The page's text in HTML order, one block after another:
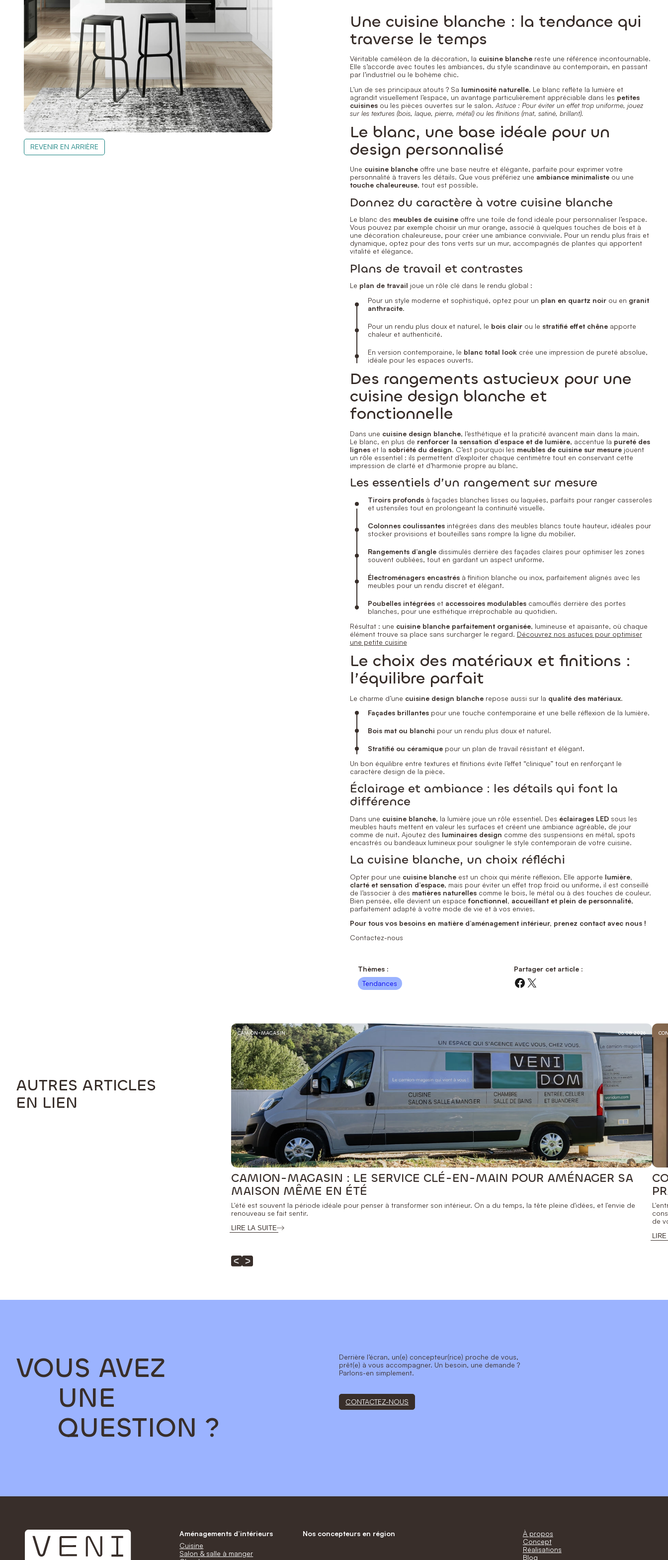
REVENIR EN ARRIÈRE
Une cuisine blanche : la tendance qui
traverse le temps
Véritable caméléon de la décoration, la cuisine blanchereste une référence incontournable.
Elle s’accorde avec toutes les ambiances, du style scandinave au contemporain, en passant
par l’industriel ou le bohème chic.
L’un de ses principaux atouts ? Sa luminosité naturelle. Le blanc reflète la lumière et
agrandit visuellement l’espace, un avantage particulièrement appréciable dans les petites
cuisinesou les pièces ouvertes sur le salon. Astuce : Pour éviter un effet trop uniforme, jouez
sur les textures (bois, laque, pierre, métal) ou les finitions (mat, satiné, brillant).
Le blanc, une base idéale pour un
design personnalisé
Une cuisine blancheoffre une base neutre et élégante, parfaite pour exprimer votre
personnalité à travers les détails. Que vous préfériez une ambiance minimalisteou une
touche chaleureuse, tout est possible.
Donnez du caractère à votre cuisine blanche
Le blanc des meubles de cuisineoffre une toile de fond idéale pour personnaliser l’espace.
Vous pouvez par exemple choisir un mur orange, associé à quelques touches de bois et à
une décoration chaleureuse, pour créer une ambiance conviviale. Pour un rendu plus frais et
dynamique, optez pour des tons verts sur un mur, accompagnés de plantes qui apportent
vitalité et élégance.
Plans de travail et contrastes
Le plan de travail joue un rôle clé dans le rendu global :
Pour un style moderne et sophistiqué, optez pour un plan en quartz noirou en granit
anthracite.
Pour un rendu plus doux et naturel, le bois clairou le stratifié effet chêneapporte
chaleur et authenticité.
En version contemporaine, le blanc total lookcrée une impression de pureté absolue,
idéale pour les espaces ouverts.
Des rangements astucieux pour une
cuisine design blanche et
fonctionnelle
Dans une cuisine design blanche, l’esthétique et la praticité avancent main dans la main.
Le blanc, en plus de renforcer la sensation d’espace et de lumière, accentue la pureté des
ligneset la sobriété du design. C’est pourquoi les meubles de cuisine sur mesurejouent
un rôle essentiel : ils permettent d’exploiter chaque centimètre tout en conservant cette
impression de clarté et d’harmonie propre au blanc.
Les essentiels d’un rangement sur mesure
Tiroirs profondsà façades blanches lisses ou laquées, parfaits pour ranger casseroles
et ustensiles tout en prolongeant la continuité visuelle.
Colonnes coulissantesintégrées dans des meubles blancs toute hauteur, idéales pour
stocker provisions et bouteilles sans rompre la ligne du mobilier.
Rangements d’angledissimulés derrière des façades claires pour optimiser les zones
souvent oubliées, tout en gardant un aspect uniforme.
Électroménagers encastrésà finition blanche ou inox, parfaitement alignés avec les
meubles pour un rendu discret et élégant.
Poubelles intégréeset accessoires modulablescamouflés derrière des portes
blanches, pour une esthétique irréprochable au quotidien.
Résultat : une cuisine blanche parfaitement organisée, lumineuse et apaisante, où chaque
élément trouve sa place sans surcharger le regard. Découvrez nos astuces pour optimiser
une petite cuisine
Le choix des matériaux et finitions :
l’équilibre parfait
Le charme d’une cuisine design blancherepose aussi sur la qualité des matériaux.
Façades brillantespour une touche contemporaine et une belle réflexion de la lumière.
Bois mat ou blanchi pour un rendu plus doux et naturel.
Stratifié ou céramiquepour un plan de travail résistant et élégant.
Un bon équilibre entre textures et finitions évite l’effet “clinique” tout en renforçant le
caractère design de la pièce.
Éclairage et ambiance : les détails qui font la
différence
Dans une cuisine blanche, la lumière joue un rôle essentiel. Des éclairages LEDsous les
meubles hauts mettent en valeur les surfaces et créent une ambiance agréable, de jour
comme de nuit. Ajoutez des luminaires design comme des suspensions en métal, spots
encastrés ou bandeaux lumineux pour souligner le style contemporain de votre cuisine.
La cuisine blanche, un choix réfléchi
Opter pour une cuisine blancheest un choix qui mérite réflexion. Elle apporte lumière,
clarté et sensation d’espace, mais pour éviter un effet trop froid ou uniforme, il est conseillé
de l’associer à des matières naturellescomme le bois, le métal ou à des touches de couleur.
Bien pensée, elle devient un espace fonctionnel, accueillant et plein de personnalité,
parfaitement adapté à votre mode de vie et à vos envies.
Pour tous vos besoins en matière d’aménagement intérieur, prenez contact avec nous !
Contactez-nous
Thèmes :
Tendances
Partager cet article :
Facebook
X
AUTRES ARTICLES
EN LIEN
CAMION-MAGASIN 06.08.2026
CAMION-MAGASIN : LE SERVICE CLÉ-EN-MAIN POUR AMÉNAGER SA
MAISON MÊME EN ÉTÉ
L'été est souvent la période idéale pour penser à transformer son intérieur. On a du temps, la tête pleine d'idées, et l'envie de
renouveau se fait sentir.
LIRE LA SUITE
de
VOUS AVEZ
UNE
QUESTION ?
Derrière l’écran, un(e) concepteur(rice) proche de vous,
prêt(e) à vous accompagner. Un besoin, une demande ?
Parlons-en simplement.
CONTACTEZ-NOUS
Aménagements d’intérieurs
Cuisine
Salon & salle à manger
Nos concepteurs en région
À propos
Concept
Réalisations
Blog